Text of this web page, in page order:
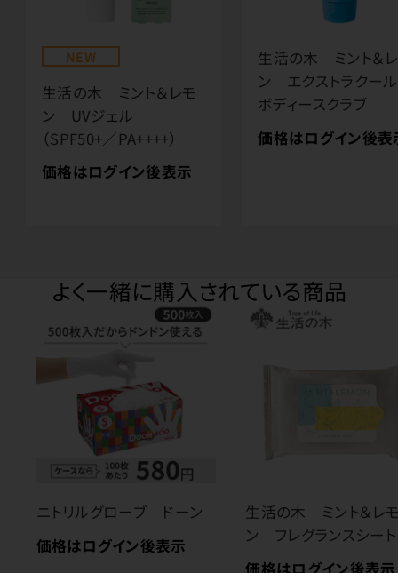
NEW
生活の木 ミント＆レモ
ン UVジェル
（SPF50+／PA++++）
価格はログイン後表示
生活の木 ミント＆
ン エクストラク
ボディースクラブ
価格はログイン後表
よく一緒に購入されている商品
ニトリルグローブ ドーン
価格はログイン後表示
生活の木 ミント＆レ
ン フレグランスシート
価格はログイン後表示